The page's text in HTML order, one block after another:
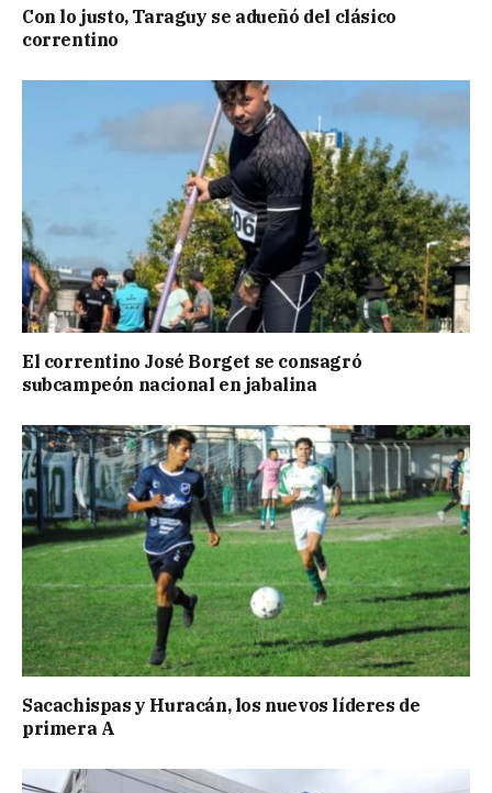
Con lo justo, Taraguy se adueñó del clásico
correntino
El correntino José Borget se consagró
subcampeón nacional en jabalina
Sacachispas y Huracán, los nuevos líderes de
primera A